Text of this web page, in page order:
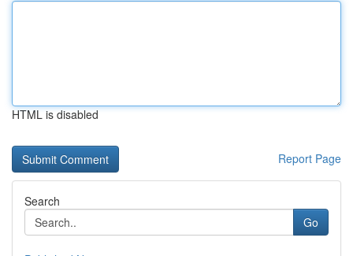
HTML is disabled
Report Page
Search
Go